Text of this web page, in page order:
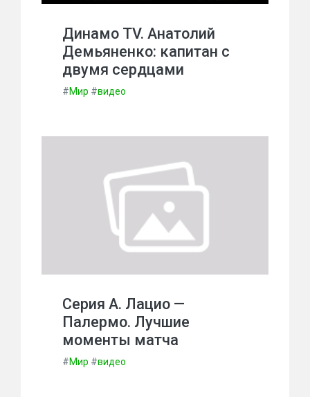
Динамо TV. Анатолий
Демьяненко: капитан с
двумя сердцами
#Мир #видео
Серия А. Лацио —
Палермо. Лучшие
моменты матча
#Мир #видео